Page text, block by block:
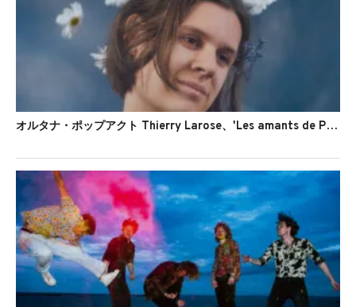
オルタナ・ポップアクト Thierry Larose、'Les amants de Pompéi'のMVを公開